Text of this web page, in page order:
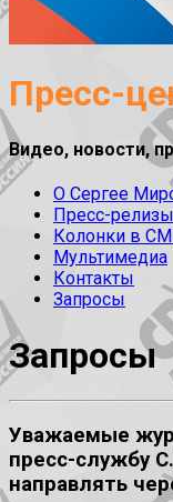
Пресс-
Видео, новости,
О Сергее
Пресс-релизы
Колонки в
Мультимедиа
Контакты
Запросы
Запросы
Уважаемые
пресс-службу
направлять